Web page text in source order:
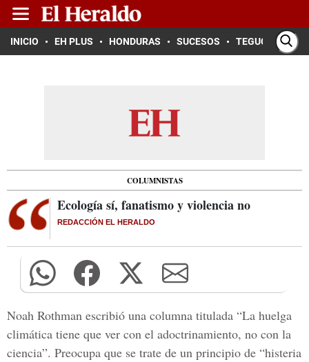
INICIO EH PLUS HONDURAS SUCESOS TEGUCIGALPA
COLUMNISTAS
Ecología sí, fanatismo y violencia no
REDACCIÓN EL HERALDO
Noah Rothman escribió una columna titulada “La huelga
climática tiene que ver con el adoctrinamiento, no con la
ciencia”. Preocupa que se trate de un principio de “histeria